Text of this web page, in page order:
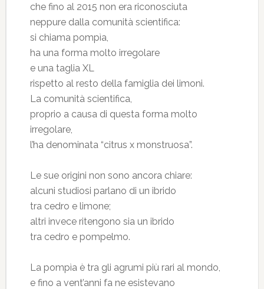
che fino al 2015 non era riconosciuta
neppure dalla comunità scientifica:
si chiama pompìa,
ha una forma molto irregolare
e una taglia XL
rispetto al resto della famiglia dei limoni.
La comunità scientifica,
proprio a causa di questa forma molto
irregolare,
l’ha denominata “citrus x monstruosa”.
Le sue origini non sono ancora chiare:
alcuni studiosi parlano di un ibrido
tra cedro e limone;
altri invece ritengono sia un ibrido
tra cedro e pompelmo.
La pompìa è tra gli agrumi più rari al mondo,
e fino a vent’anni fa ne esistevano